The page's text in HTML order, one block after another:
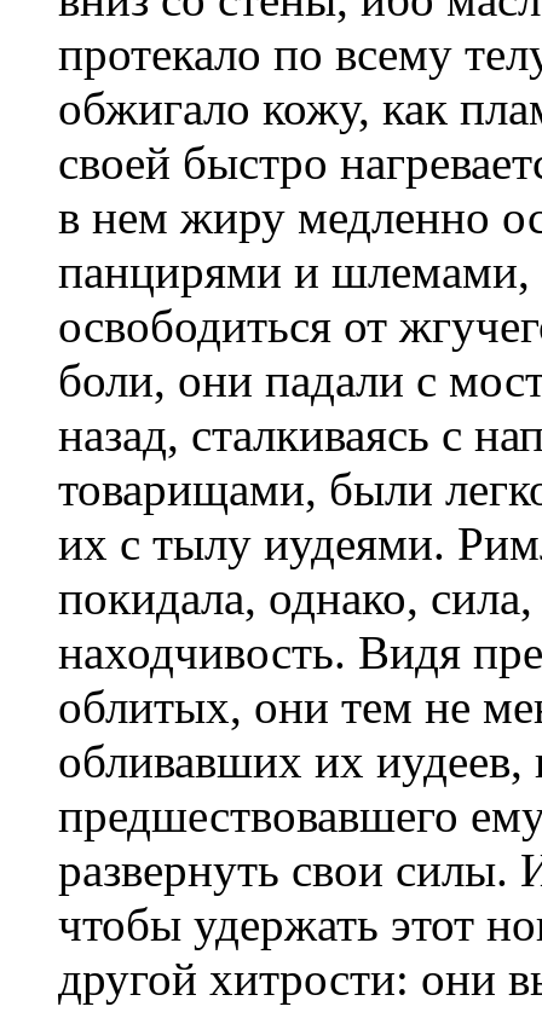
протекало по всему
обжигало кожу, как
своей быстро
в нем жиру медленно
панцирями и шлемами,
освободиться от
боли, они падали с
назад, сталкиваясь с
товарищами, были
их с тылу иудеями.
покидала, однако,
находчивость. Видя
облитых, они тем не
обливавших их
предшествовавшего
развернуть свои силы.
чтобы удержать этот
другой хитрости: они